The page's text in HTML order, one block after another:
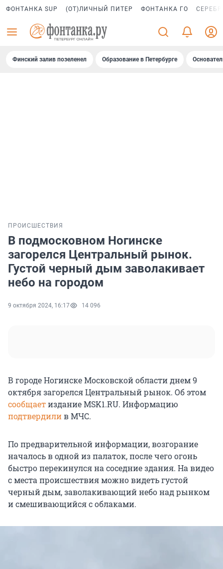
ФОНТАНКА SUP (ОТ)ЛИЧНЫЙ ПИТЕР ФОНТАНКА ГО
Финский залив позеленел Образование в Петербурге
ПРОИСШЕСТВИЯ
В подмосковном Ногинске
загорелся Центральный рынок.
Густой черный дым заволакивает
небо на городом
9 октября 2024, 16:17 14 096
В городе Ногинске Московской области днем 9
октября загорелся Центральный рынок. Об этом
сообщаетиздание MSK1.RU. Информацию
подтвердилив МЧС.
По предварительной информации, возгорание
началось в одной из палаток, после чего огонь
быстро перекинулся на соседние здания. На видео
с места происшествия можно видеть густой
черный дым, заволакивающий небо над рынком
и смешивающийся с облаками.